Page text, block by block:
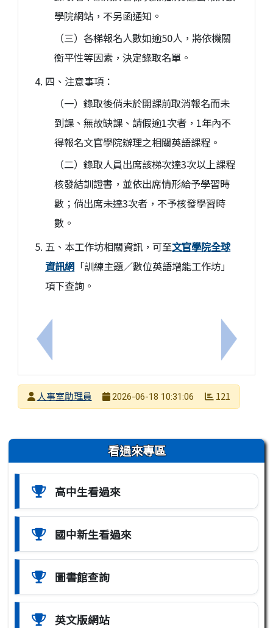
上一筆：國立中興大學115年「微甜夏日愛情絲路」
學院網站，不另函通知。
（三）各梯報名人數如逾50人，將依機關
衡平性等因素，決定錄取名單。
四、注意事項：
（一）錄取後倘未於開課前取消報名而未
到課、無故缺課、請假逾1次者，1年內不
得報名文官學院辦理之相關英語課程。
（二）錄取人員出席該梯次達3次以上課程
核發結訓證書，並依出席情形給予學習時
數；倘出席未達3次者，不予核發學習時
數。
五、本工作坊相關資訊，可至文官學院全球
資訊網 「訓練主題／數位英語增能工作坊」
項下查詢。
下一筆：
發布者人事室助理員
2026-06-18 10:31:06 121
左邊區域內容 看過來專區
高中生看過來
國中新生看過來
圖書館查詢
英文版網站